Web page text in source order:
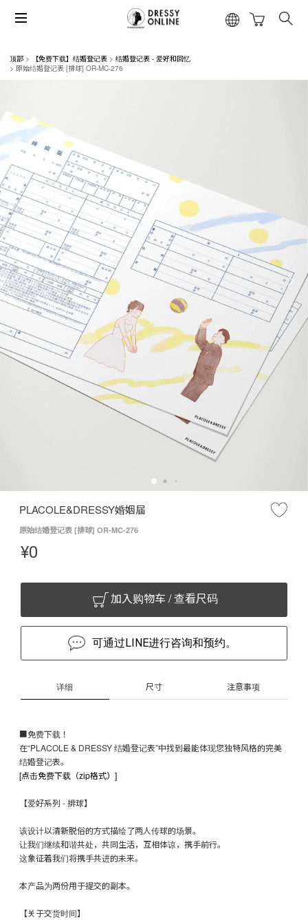
顶部 【免费下载】结婚登记表
结婚登记表 - 爱好和回忆
原始结婚登记表 [排球] OR-MC-276
PLACOLE&DRESSY婚姻届
原始结婚登记表 [排球] OR-MC-276
¥0
加入购物车 / 查看尺码
可通过LINE进行咨询和预约。
详细 尺寸 注意事项
■免费下载！
在“PLACOLE & DRESSY 结婚登记表”中找到最能体现您独特风格的完美
结婚登记表。
[点击免费下载（zip格式）]
【爱好系列 - 排球】
该设计以清新脱俗的方式描绘了两人传球的场景。
让我们继续和谐共处，共同生活，互相体谅，携手前行。
这象征着我们将携手共进的未来。
本产品为两份用于提交的副本。
【关于交货时间】